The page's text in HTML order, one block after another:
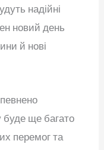
надійні
новий день
й нові
буде ще багато
перемог та